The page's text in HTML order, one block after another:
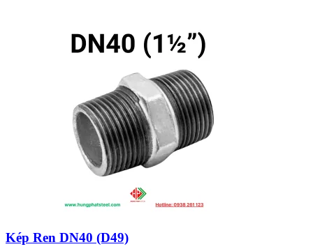
Kép Ren DN40 (D49)